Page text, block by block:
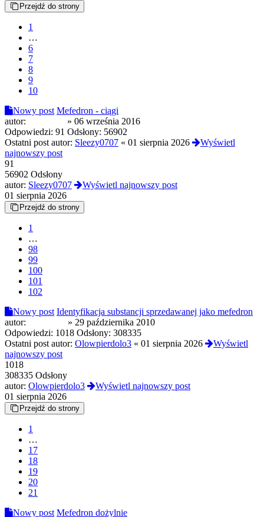
Przejdź do strony
1
…
6
7
8
9
10
Nowy post Mefedron - ciągi
autor:
» 06 września 2016
Odpowiedzi: 91 Odsłony: 56902
Ostatni post autor: Sleezy0707 « 01 sierpnia 2026
Wyświetl
najnowszy post
91
56902 Odsłony
autor: Sleezy0707
Wyświetl najnowszy post
01 sierpnia 2026
Przejdź do strony
1
…
98
99
100
101
102
Nowy post Identyfikacja substancji sprzedawanej jako mefedron
autor:
» 29 października 2010
Odpowiedzi: 1018 Odsłony: 308335
Ostatni post autor: Olowpierdolo3 « 01 sierpnia 2026
Wyświetl
najnowszy post
1018
308335 Odsłony
autor: Olowpierdolo3
Wyświetl najnowszy post
01 sierpnia 2026
Przejdź do strony
1
…
17
18
19
20
21
Nowy post Mefedron dożylnie